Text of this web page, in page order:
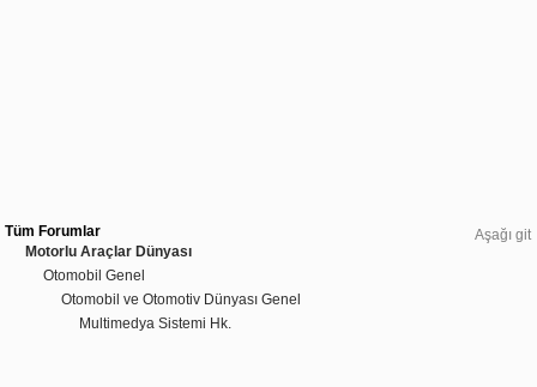
Aşağı git
Tüm Forumlar
Motorlu Araçlar Dünyası
Otomobil Genel
Otomobil ve Otomotiv Dünyası Genel
Multimedya Sistemi Hk.